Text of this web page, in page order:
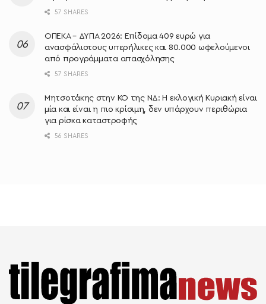
57 SHARES
ΟΠΕΚΑ – ΔΥΠΑ 2026: Επίδομα 409 ευρώ για
ανασφάλιστους υπερήλικες και 80.000 ωφελούμενοι
από προγράμματα απασχόλησης
57 SHARES
Μητσοτάκης στην ΚΟ της ΝΔ: Η εκλογική Κυριακή είναι
μία και είναι η πιο κρίσιμη, δεν υπάρχουν περιθώρια
για ρίσκα καταστροφής
56 SHARES